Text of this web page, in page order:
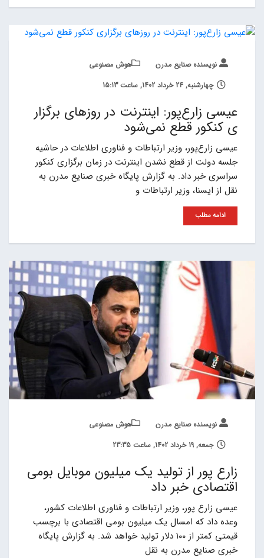
نویسنده صنایع مدرن
هوش مصنوعی
چهارشنبه, 24 خرداد 1402, ساعت 15:13
عیسی زارع‌پور: اینترنت در روزهای برگزار
ی کنکور قطع نمی‌شود
عیسی زارع‌پور، وزیر ارتباطات و فناوری اطلاعات در حاشیه
جلسه دولت از قطع نشدن اینترنت در زمان برگزاری کنکور
سراسری خبر داد. به گزارش پایگاه خبری صنایع مدرن به
نقل از ایسنا، وزیر ارتباطات و
ادامه مطلب
نویسنده صنایع مدرن
هوش مصنوعی
جمعه, 19 خرداد 1402, ساعت 23:35
زارع پور از تولید یک میلیون موبایل بومی
اقتصادی خبر داد
عیسی زارع پور، وزیر ارتباطات و فناوری اطلاعات کشور،
وعده داد که امسال یک میلیون بومی اقتصادی با برچسب
قیمتی کمتر از ۱۰۰ دلار تولید خواهد شد. به گزارش پایگاه
خبری صنایع مدرن به نقل